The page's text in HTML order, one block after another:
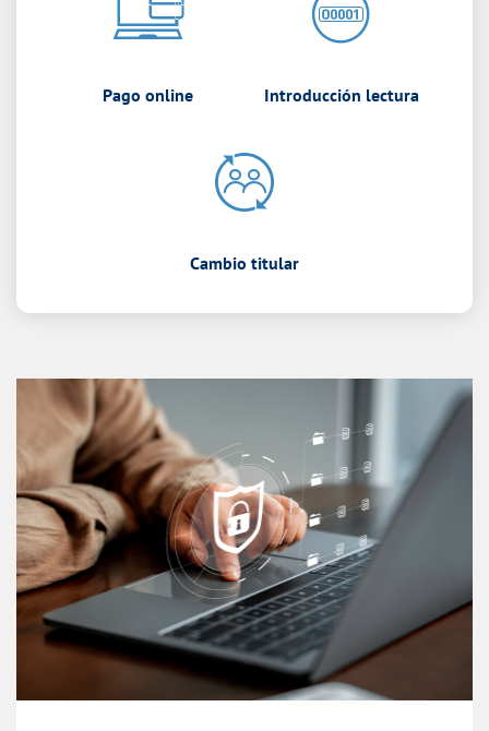
Pago online Introducción lectura
Cambio titular